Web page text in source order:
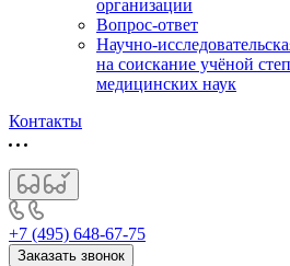
организации
Вопрос-ответ
Научно-
на соискание учёной
медицинских наук
Контакты
+7 (495) 648-67-75
Заказать звонок